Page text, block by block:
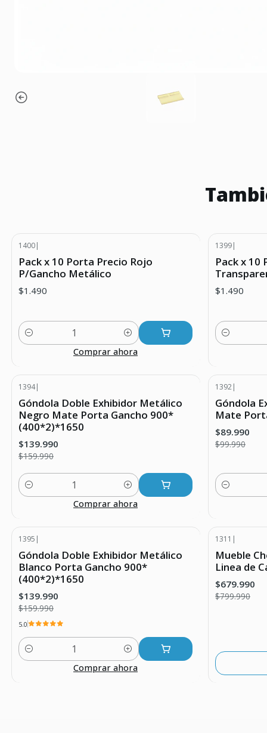
1400|
Pack x 10 Porta Precio Rojo
P/Gancho Metálico
$1.490
Cantidad
Comprar ahora
1399|
Pack x 10
$1.490
Cantidad
1394|
Góndola Doble Exhibidor Metálico
Negro Mate Porta Gancho 900*
(400*2)*1650
$139.990
$159.990
Cantidad
Comprar ahora
1392|
Góndola
Mate
$89.990
$99.990
Cantidad
1395 |
Góndola Doble Exhibidor Metálico
Blanco Porta Gancho 900*
(400*2)*1650
$139.990
$159.990
5.0
Cantidad
Comprar ahora
Agotado
1311 |
Mueble
Linea de
$679.990
$799.990